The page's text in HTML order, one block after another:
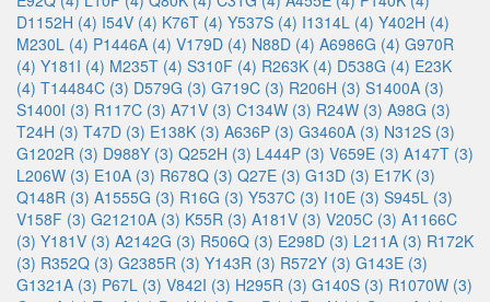
D1152H (4) I54V (4) K76T (4) Y537S (4) I1314L (4) Y402H (4)
M230L (4) P1446A (4) V179D (4) N88D (4) A6986G (4) G970R
(4) Y181I (4) M235T (4) S310F (4) R263K (4) D538G (4) E23K
(4) T14484C (3) D579G (3) G719C (3) R206H (3) S1400A (3)
S1400I (3) R117C (3) A71V (3) C134W (3) R24W (3) A98G (3)
T24H (3) T47D (3) E138K (3) A636P (3) G3460A (3) N312S (3)
G1202R (3) D988Y (3) Q252H (3) L444P (3) V659E (3) A147T (3)
L206W (3) E10A (3) R678Q (3) Q27E (3) G13D (3) E17K (3)
Q148R (3) A1555G (3) R16G (3) Y537C (3) I10E (3) S945L (3)
V158F (3) G21210A (3) K55R (3) A181V (3) V205C (3) A1166C
(3) Y181V (3) A2142G (3) R506Q (3) E298D (3) L211A (3) R172K
(3) R352Q (3) G2385R (3) Y143R (3) R572Y (3) G143E (3)
G1321A (3) P67L (3) V842I (3) H295R (3) G140S (3) R1070W (3)